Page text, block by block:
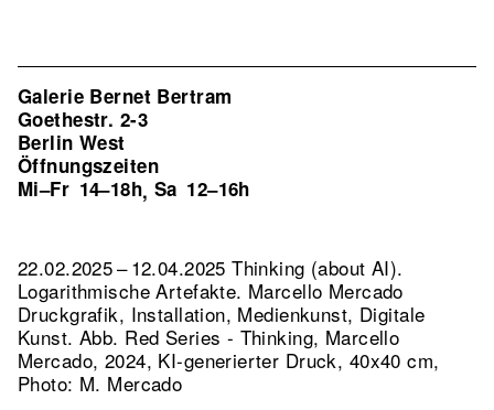
Galerie Bernet Bertram
Goethestr. 2-3
Berlin West
Öffnungszeiten
Mi–Fr 14–18h, Sa 12–16h
22.02.2025 – 12.04.2025 Thinking (about AI).
Logarithmische Artefakte. Marcello Mercado
Druckgrafik, Installation, Medienkunst, Digitale
Kunst. Abb. Red Series - Thinking, Marcello
Mercado, 2024, KI-generierter Druck, 40x40 cm,
Photo: M. Mercado